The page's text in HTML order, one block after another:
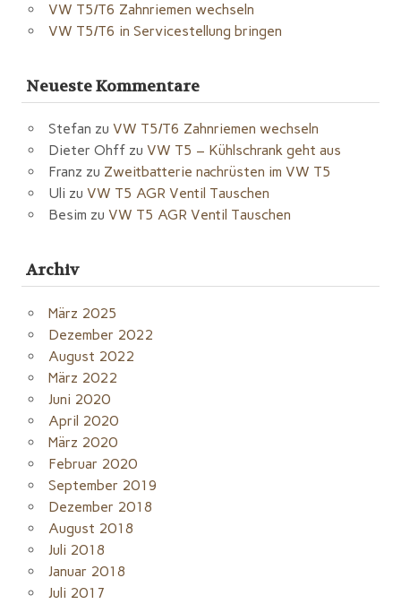
VW T5/T6 Zahnriemen wechseln
VW T5/T6 in Servicestellung bringen
Neueste Kommentare
Stefan zu VW T5/T6 Zahnriemen wechseln
Dieter Ohff zu VW T5 – Kühlschrank geht aus
Franz zu Zweitbatterie nachrüsten im VW T5
Uli zu VW T5 AGR Ventil Tauschen
Besim zu VW T5 AGR Ventil Tauschen
Archiv
März 2025
Dezember 2022
August 2022
März 2022
Juni 2020
April 2020
März 2020
Februar 2020
September 2019
Dezember 2018
August 2018
Juli 2018
Januar 2018
Juli 2017